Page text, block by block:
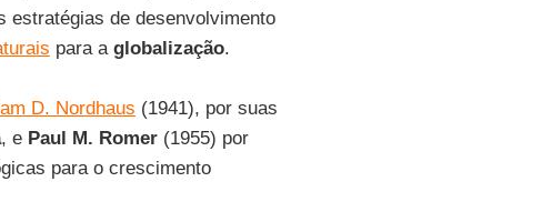
de desenvolvimento
para a globalização.
D. Nordhaus (1941), por suas
, e Paul M. Romer(1955) por
para o crescimento